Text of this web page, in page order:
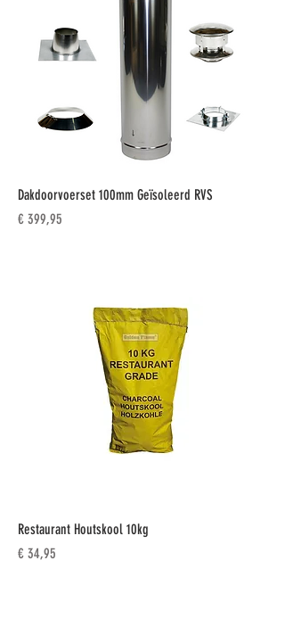
Dakdoorvoerset 100mm Geïsoleerd RVS
Prijs
€ 399,95
Restaurant Houtskool 10kg
Prijs
€ 34,95